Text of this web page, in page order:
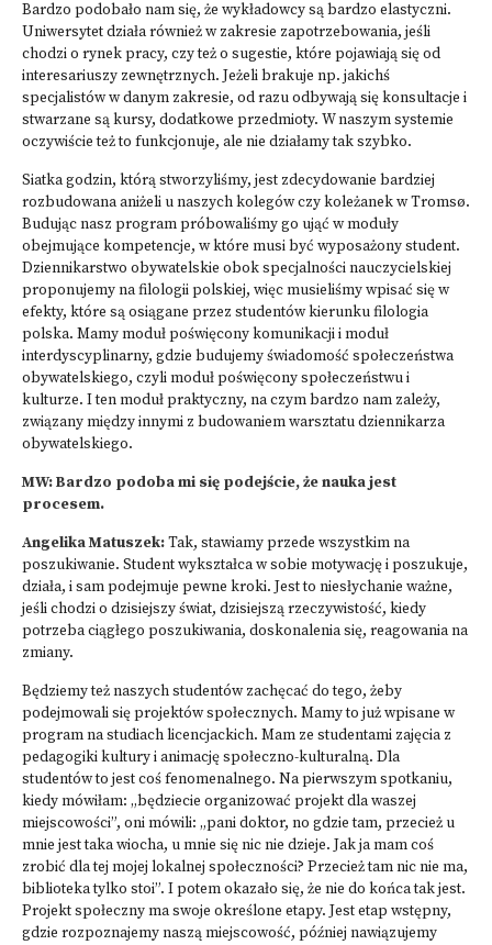
Bardzo podobało nam się, że wykładowcy są bardzo elastyczni.
Uniwersytet działa również w zakresie zapotrzebowania, jeśli
chodzi o rynek pracy, czy też o sugestie, które pojawiają się od
interesariuszy zewnętrznych. Jeżeli brakuje np. jakichś
specjalistów w danym zakresie, od razu odbywają się konsultacje i
stwarzane są kursy, dodatkowe przedmioty. W naszym systemie
oczywiście też to funkcjonuje, ale nie działamy tak szybko.
Siatka godzin, którą stworzyliśmy, jest zdecydowanie bardziej
rozbudowana aniżeli u naszych kolegów czy koleżanek w Tromsø.
Budując nasz program próbowaliśmy go ująć w moduły
obejmujące kompetencje, w które musi być wyposażony student.
Dziennikarstwo obywatelskie obok specjalności nauczycielskiej
proponujemy na filologii polskiej, więc musieliśmy wpisać się w
efekty, które są osiągane przez studentów kierunku filologia
polska. Mamy moduł poświęcony komunikacji i moduł
interdyscyplinarny, gdzie budujemy świadomość społeczeństwa
obywatelskiego, czyli moduł poświęcony społeczeństwu i
kulturze. I ten moduł praktyczny, na czym bardzo nam zależy,
związany między innymi z budowaniem warsztatu dziennikarza
obywatelskiego.
MW: Bardzo podoba mi się podejście, że nauka jest
procesem.
Angelika Matuszek:Tak, stawiamy przede wszystkim na
poszukiwanie. Student wykształca w sobie motywację i poszukuje,
działa, i sam podejmuje pewne kroki. Jest to niesłychanie ważne,
jeśli chodzi o dzisiejszy świat, dzisiejszą rzeczywistość, kiedy
potrzeba ciągłego poszukiwania, doskonalenia się, reagowania na
zmiany.
Będziemy też naszych studentów zachęcać do tego, żeby
podejmowali się projektów społecznych. Mamy to już wpisane w
program na studiach licencjackich. Mam ze studentami zajęcia z
pedagogiki kultury i animację społeczno-kulturalną. Dla
studentów to jest coś fenomenalnego. Na pierwszym spotkaniu,
kiedy mówiłam: „będziecie organizować projekt dla waszej
miejscowości”, oni mówili: „pani doktor, no gdzie tam, przecież u
mnie jest taka wiocha, u mnie się nic nie dzieje. Jak ja mam coś
zrobić dla tej mojej lokalnej społeczności? Przecież tam nic nie ma,
biblioteka tylko stoi”. I potem okazało się, że nie do końca tak jest.
Projekt społeczny ma swoje określone etapy. Jest etap wstępny,
gdzie rozpoznajemy naszą miejscowość, później nawiązujemy